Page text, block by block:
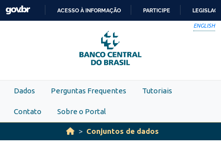
Skip to main content
PARA
O
CONTEÚDO
ACESSO À INFORMAÇÃO PARTICIPE
ENGLISH
Dados Perguntas Frequentes Tutoriais
Contato Sobre o Portal
Conjuntos de dados